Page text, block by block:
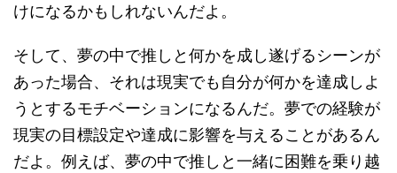
けになるかもしれないんだよ。
そして、夢の中で推しと何かを成し遂げるシーンが
あった場合、それは現実でも自分が何かを達成しよ
うとするモチベーションになるんだ。夢での経験が
現実の目標設定や達成に影響を与えることがあるん
だよ。例えば、夢の中で推しと一緒に困難を乗り越